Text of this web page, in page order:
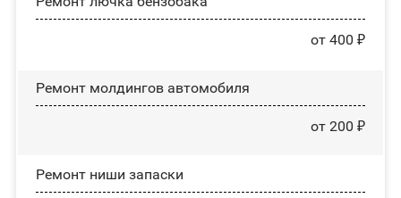
от 400 ₽
Ремонт молдингов автомобиля
от 200 ₽
Ремонт ниши запаски